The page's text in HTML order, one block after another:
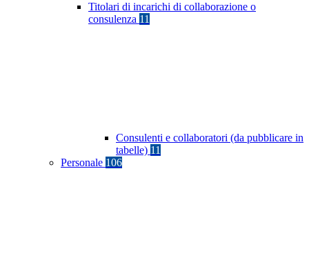
Titolari di incarichi di collaborazione o
consulenza 11
Consulenti e collaboratori (da pubblicare in
tabelle) 11
Personale 106